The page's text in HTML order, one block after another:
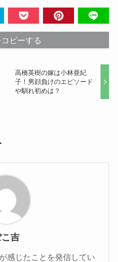
ピーする
高橋英樹の嫁は小林亜紀
子！男顔負けのエピソード
や馴れ初めは？
吉
感じたことを発信してい